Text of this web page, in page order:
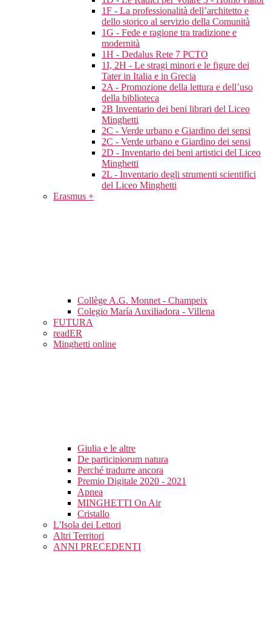
1F - La professionalità dell’architetto e
dello storico al servizio della Comunità
1G - Fede e ragione tra tradizione e
modernità
1H - Dedalus Rete 7 PCTO
1I, 2H - Le stragi minori e le figure dei
Tater in Italia e in Grecia
2A - Promozione della lettura e dell’uso
della biblioteca
2B Inventario dei beni librari del Liceo
Minghetti
2C - Verde urbano e Giardino dei sensi
2C - Verde urbano e Giardino dei sensi
2D - Inventario dei beni artistici del Liceo
Minghetti
2L - Inventario degli strumenti scientifici
del Liceo Minghetti
Erasmus +
Collège A.G. Monnet - Champeix
Colegio María Auxiliadora - Villena
FUTURA
readER
Minghetti online
Giulia e le altre
De participiorum natura
Perché tradurre ancora
Premio Digitale 2020 - 2021
Apnea
MINGHETTI On Air
Cristallo
L'Isola dei Lettori
Altri Territori
ANNI PRECEDENTI